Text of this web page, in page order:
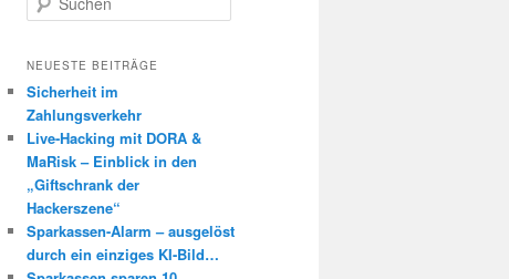
u
h
n
NEUESTE BEITRÄGE
Sicherheit im
Zahlungsverkehr
Live-Hacking mit DORA &
MaRisk – Einblick in den
„Giftschrank der
Hackerszene“
Sparkassen-Alarm – ausgelöst
durch ein einziges KI-Bild…